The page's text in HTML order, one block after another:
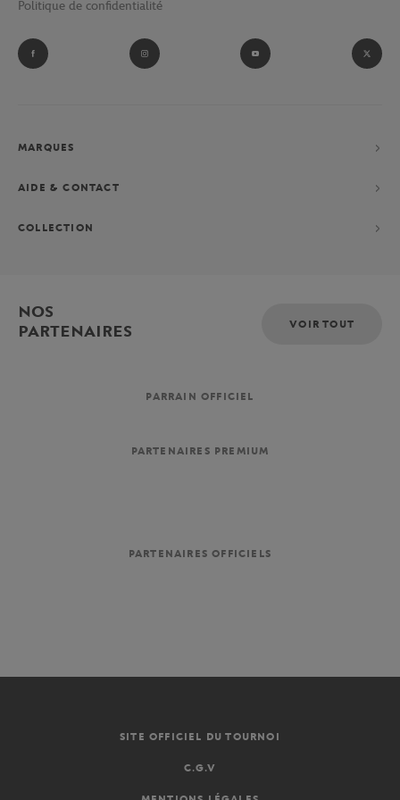
et ramasseurs de balles du tournoi parisien.
Fan absolu de Novak Djokovic ? Laissez-vous tenter par sa
collection performance constituée d’un polo, d’un short et d’une
Politique de confidentialité
MARQUES
AIDE & CONTACT
COLLECTION
NOS
PARTENAIRES
VOIR TOUT
PARRAIN OFFICIEL